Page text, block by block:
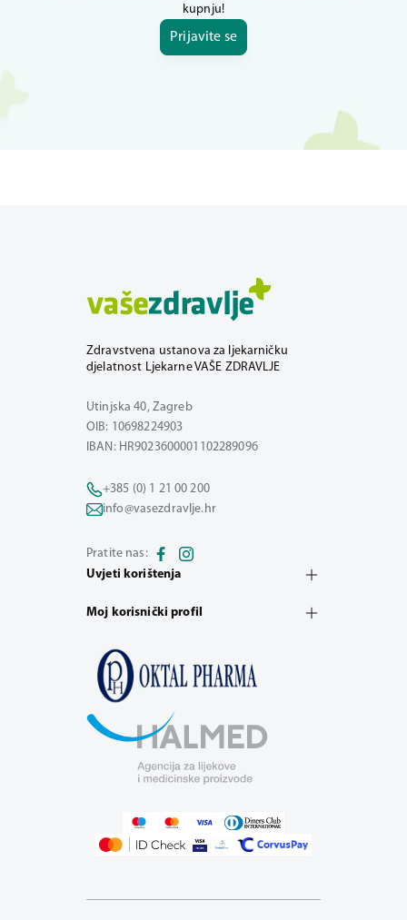
kupnju!
Prijavite se
Zdravstvena ustanova za ljekarničku
djelatnost Ljekarne VAŠE ZDRAVLJE
Utinjska 40, Zagreb
OIB: 10698224903
IBAN: HR9023600001102289096
+385 (0) 1 21 00 200
info@vasezdravlje.hr
Pratite nas:
Uvjeti korištenja
Moj korisnički profil